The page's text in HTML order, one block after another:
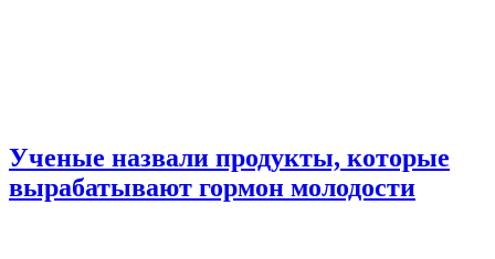
Ученые назвали продукты, которые
вырабатывают гормон молодости